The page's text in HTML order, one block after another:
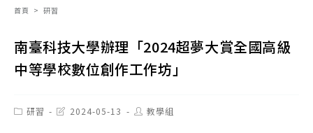
首頁 > 研習
南臺科技大學辦理「2024超夢大賞全國高級
中等學校數位創作工作坊」
Post研習
Post2024-05-13
Post教學組